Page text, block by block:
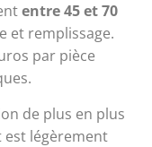
entre 45 et 70
et remplissage.
par pièce
de plus en plus
est légèrement